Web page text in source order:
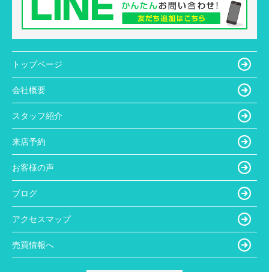
トップページ
会社概要
スタッフ紹介
来店予約
お客様の声
ブログ
アクセスマップ
売買情報へ